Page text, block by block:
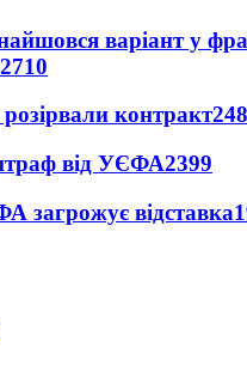
варіант у
2710
розірвали контракт
від УЄФА2399
загрожує відставка